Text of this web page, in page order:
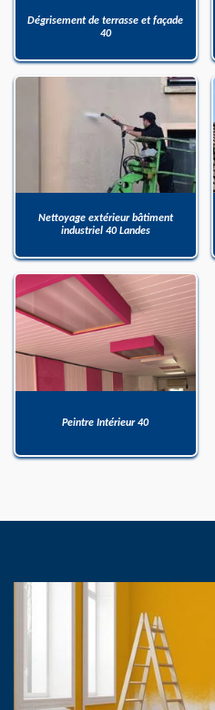
Dégrisement de terrasse et façade
40
Nettoyage extérieur bâtiment
industriel 40 Landes
Peintre Intérieur 40